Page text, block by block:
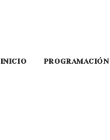
INICIO PROGRAMACIÓN